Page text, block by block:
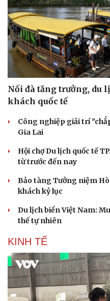
Văn hóa
Sân khấu - Điện ảnh
Âm nhạc
Di sản
Nối đà tăng trưởng, du
khách quốc tế
Công nghiệp giải trí
Gia Lai
Hội chợ Du lịch quốc tế
từ trước đến nay
Bảo tàng Tưởng niệm
khách kỷ lục
Du lịch biển Việt Nam:
thế tự nhiên
KINH TẾ